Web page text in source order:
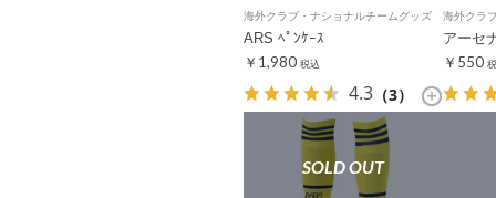
海外クラブ・ナショナルチームグッズ
ARS ﾍﾟﾝｹｰｽ
￥1,980 税込
4.3 （3）
海外クラ
アーセ
￥550
SOLD OUT